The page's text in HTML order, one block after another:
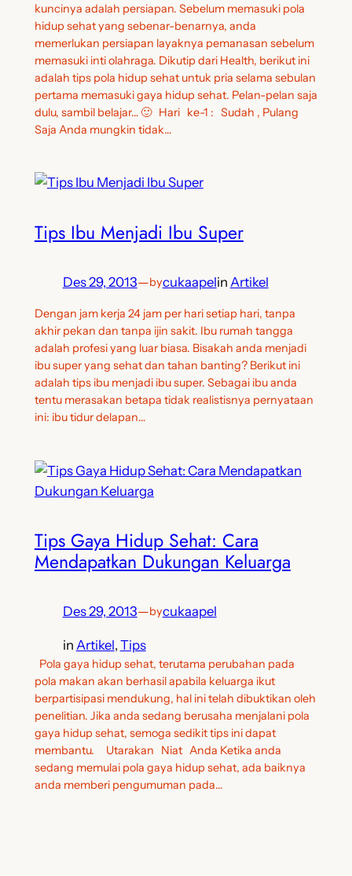
kuncinya adalah persiapan. Sebelum memasuki pola
hidup sehat yang sebenar-benarnya, anda
memerlukan persiapan layaknya pemanasan sebelum
memasuki inti olahraga. Dikutip dari Health, berikut ini
adalah tips pola hidup sehat untuk pria selama sebulan
pertama memasuki gaya hidup sehat. Pelan-pelan saja
dulu, sambil belajar… 🙂 Hari ke-1 : Sudah , Pulang
Saja Anda mungkin tidak…
Tips Ibu Menjadi Ibu Super
Des 29, 2013—bycukaapelin Artikel
Dengan jam kerja 24 jam per hari setiap hari, tanpa
akhir pekan dan tanpa ijin sakit. Ibu rumah tangga
adalah profesi yang luar biasa. Bisakah anda menjadi
ibu super yang sehat dan tahan banting? Berikut ini
adalah tips ibu menjadi ibu super. Sebagai ibu anda
tentu merasakan betapa tidak realistisnya pernyataan
ini: ibu tidur delapan…
Tips Gaya Hidup Sehat: Cara
Mendapatkan Dukungan Keluarga
Des 29, 2013—bycukaapel
in Artikel, Tips
Pola gaya hidup sehat, terutama perubahan pada
pola makan akan berhasil apabila keluarga ikut
berpartisipasi mendukung, hal ini telah dibuktikan oleh
penelitian. Jika anda sedang berusaha menjalani pola
gaya hidup sehat, semoga sedikit tips ini dapat
membantu. Utarakan Niat Anda Ketika anda
sedang memulai pola gaya hidup sehat, ada baiknya
anda memberi pengumuman pada…